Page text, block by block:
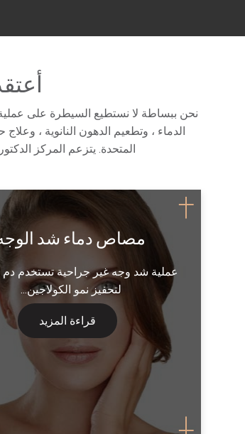
نحن ببساطة لا نستطيع السيطرة على
الدماء ، وتطعيم الدهون النانوية ،
المتحدة. يتزعم المركز
مصاص دماء شد
عملية شد وجه غير جراحية تستخدم
لتحفيز نمو الكولاجين...
قراءة المزيد